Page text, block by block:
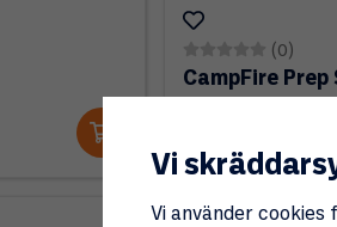
(0)
CampFire Prep
Vi
Vi använder cookies